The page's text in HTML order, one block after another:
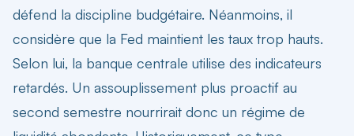
défend la discipline budgétaire. Néanmoins, il
considère que la Fed maintient les taux trop hauts.
Selon lui, la banque centrale utilise des indicateurs
retardés. Un assouplissement plus proactif au
second semestre nourrirait donc un régime de